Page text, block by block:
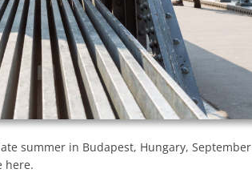
summer in Budapest, Hungary, September
here.